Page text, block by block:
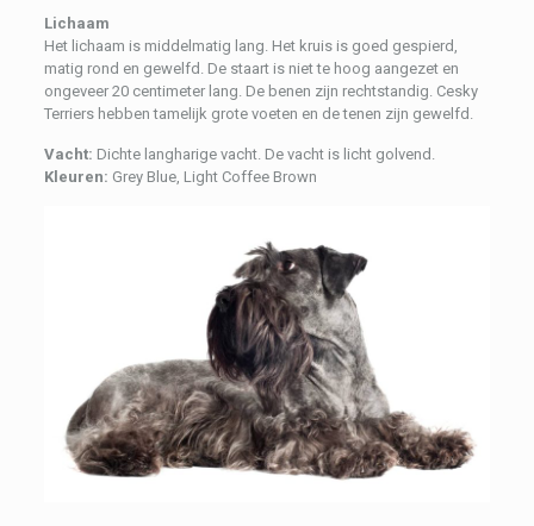
Lichaam
Het lichaam is middelmatig lang. Het kruis is goed gespierd,
matig rond en gewelfd. De staart is niet te hoog aangezet en
ongeveer 20 centimeter lang. De benen zijn rechtstandig. Cesky
Terriers hebben tamelijk grote voeten en de tenen zijn gewelfd.
Vacht: Dichte langharige vacht. De vacht is licht golvend.
Kleuren: Grey Blue, Light Coffee Brown